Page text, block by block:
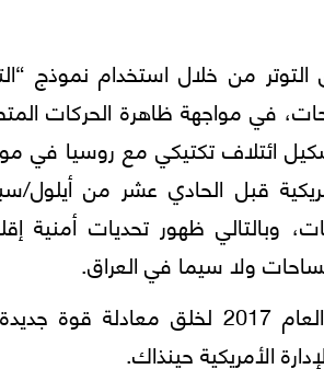
من خلال استخدام نموذج
في مواجهة ظاهرة الحركات
2003؛ لكن إيران فضّلت تشكيل ائتلاف تكتيكي مع روسيا
قبل الحادي عشر من أيلول/
وبالتالي ظهور تحديات أمنية
ولا سيما في العراق.
وعلی الرغم من أن الرئيس الأمريكي دونالد ترامب عمل بدءاً من العام 2017 لخلق
الأمريكية حينذاك.